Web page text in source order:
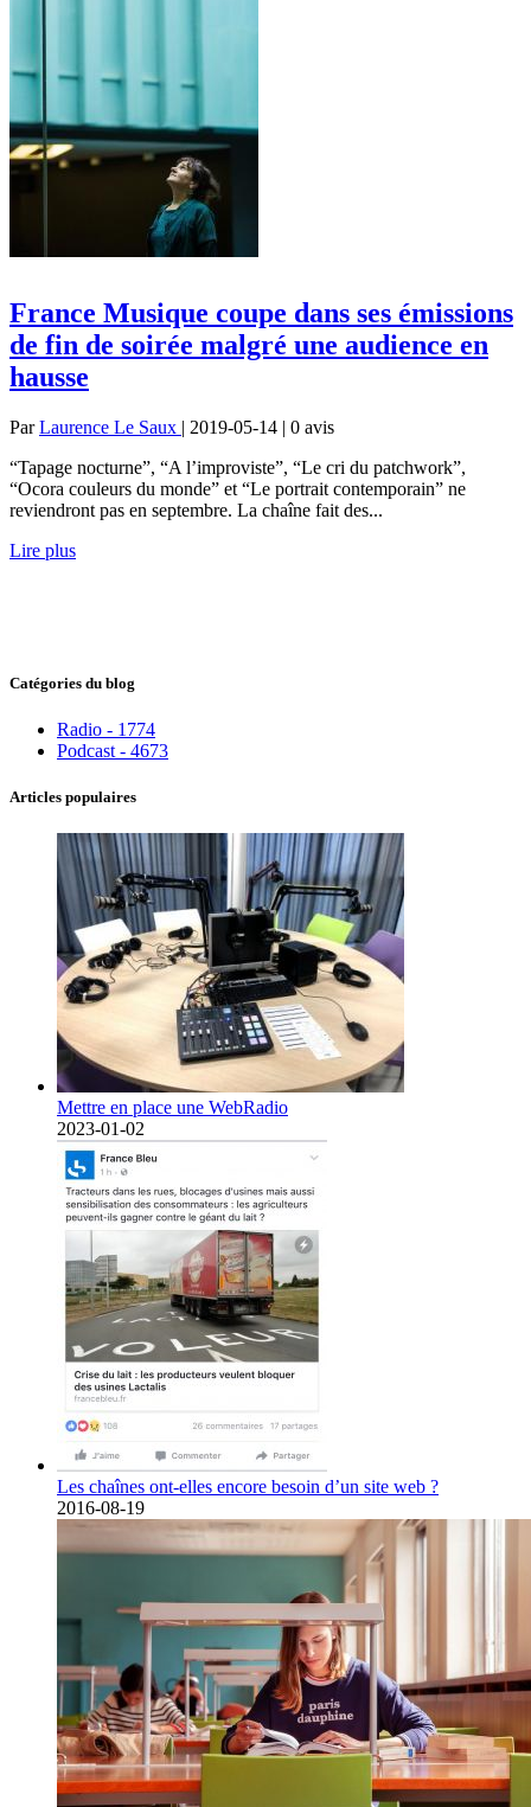
France Musique coupe dans ses émissions
de fin de soirée malgré une audience en
hausse
ParLaurence Le Saux | 2019-05-14 | 0 avis
“Tapage nocturne”, “A l’improviste”, “Le cri du patchwork”,
“Ocora couleurs du monde” et “Le portrait contemporain” ne
reviendront pas en septembre. La chaîne fait des...
Lire plus
Catégories du blog
Radio - 1774
Podcast - 4673
Articles populaires
Mettre en place une WebRadio
2023-01-02
Les chaînes ont-elles encore besoin d’un site web ?
2016-08-19